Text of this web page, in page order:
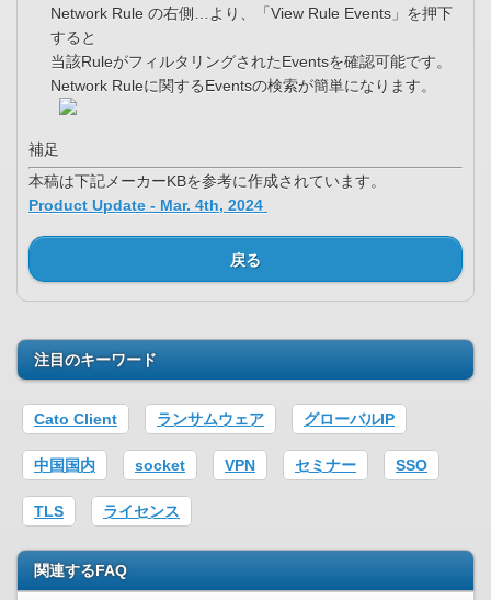
Network Rule の右側…より、「View Rule Events」を押下
すると
当該RuleがフィルタリングされたEventsを確認可能です。
Network Ruleに関するEventsの検索が簡単になります。
補足
本稿は下記メーカーKBを参考に作成されています。
Product Update - Mar. 4th, 2024
戻る
注目のキーワード
Cato Client ランサムウェア グローバルIP
中国国内 socket VPN セミナー SSO
TLS ライセンス
関連するFAQ